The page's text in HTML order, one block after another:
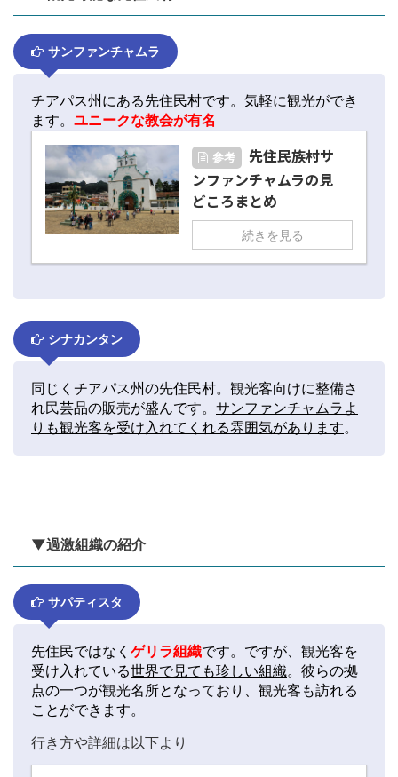
サンファンチャムラ
チアパス州にある先住民村です。気軽に観光ができ
ます。 ユニークな教会が有名
参考
先住民族村サ
ンファンチャムラの見
どころまとめ
続きを見る
シナカンタン
同じくチアパス州の先住民村。観光客向けに整備さ
れ民芸品の販売が盛んです。 サンファンチャムラよ
りも観光客を受け入れてくれる雰囲気があります。
▼過激組織の紹介
サパティスタ
先住民ではなく ゲリラ組織です。ですが、観光客を
受け入れている世界で見ても珍しい組織。彼らの拠
点の一つが観光名所となっており、観光客も訪れる
ことができます。
行き方や詳細は以下より